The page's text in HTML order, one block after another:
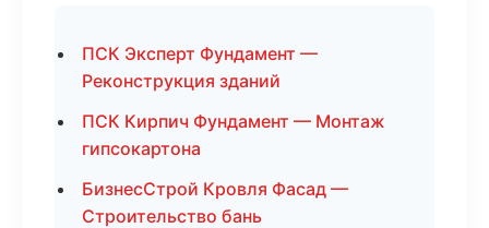
ПСК Эксперт Фундамент —
Реконструкция зданий
ПСК Кирпич Фундамент — Монтаж
гипсокартона
БизнесСтрой Кровля Фасад —
Строительство бань